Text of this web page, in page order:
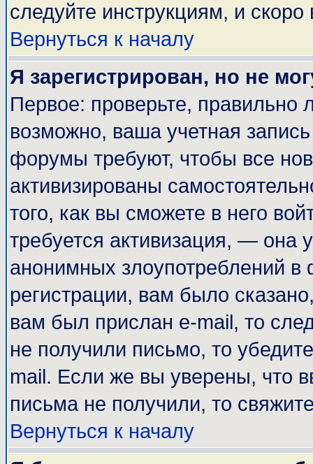
следуйте инструкциям, и
Вернуться к началу
Я зарегистрирован, но не
Первое: проверьте, правильно
возможно, ваша учетная
форумы требуют, чтобы все
активизированы
того, как вы сможете в него
требуется активизация, — она
анонимных злоупотреблений
регистрации, вам было
вам был прислан e-mail, то
не получили письмо, то
mail. Если же вы уверены, что
письма не получили, то
Вернуться к началу